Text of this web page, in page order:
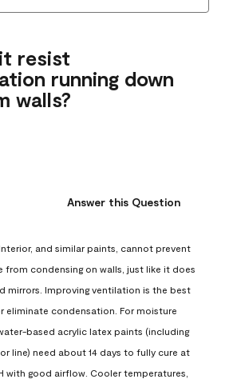
resist
running down
walls?
Answer this Question
and similar paints, cannot prevent
from condensing on walls, just like it does
mirrors. Improving ventilation is the best
eliminate condensation. For moisture
based acrylic latex paints (including
line) need about 14 days to fully cure at
with good airflow. Cooler temperatures,